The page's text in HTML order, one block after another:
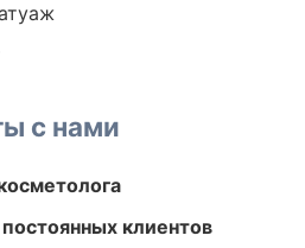
с нами
клиентов